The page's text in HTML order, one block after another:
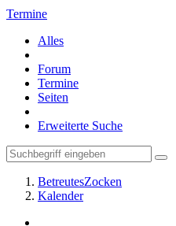
Termine
Alles
Forum
Termine
Seiten
Erweiterte Suche
BetreutesZocken
Kalender